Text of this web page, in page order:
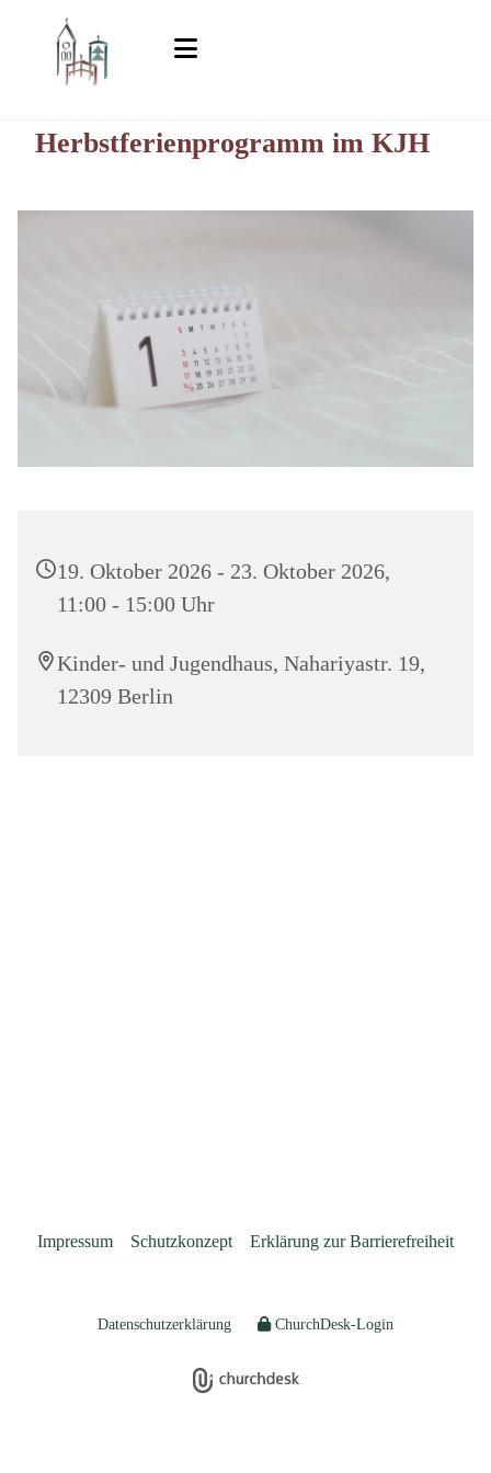
Herbstferienprogramm im KJH
19. Oktober 2026 - 23. Oktober 2026,
11:00 - 15:00 Uhr
Kinder- und Jugendhaus, Nahariyastr. 19,
12309 Berlin
Impressum Schutzkonzept Erklärung zur Barrierefreiheit
Datenschutzerklärung ChurchDesk-Login